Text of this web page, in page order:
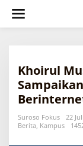
w
Khoirul
Suroso Fokus
22
Berita, Kampus